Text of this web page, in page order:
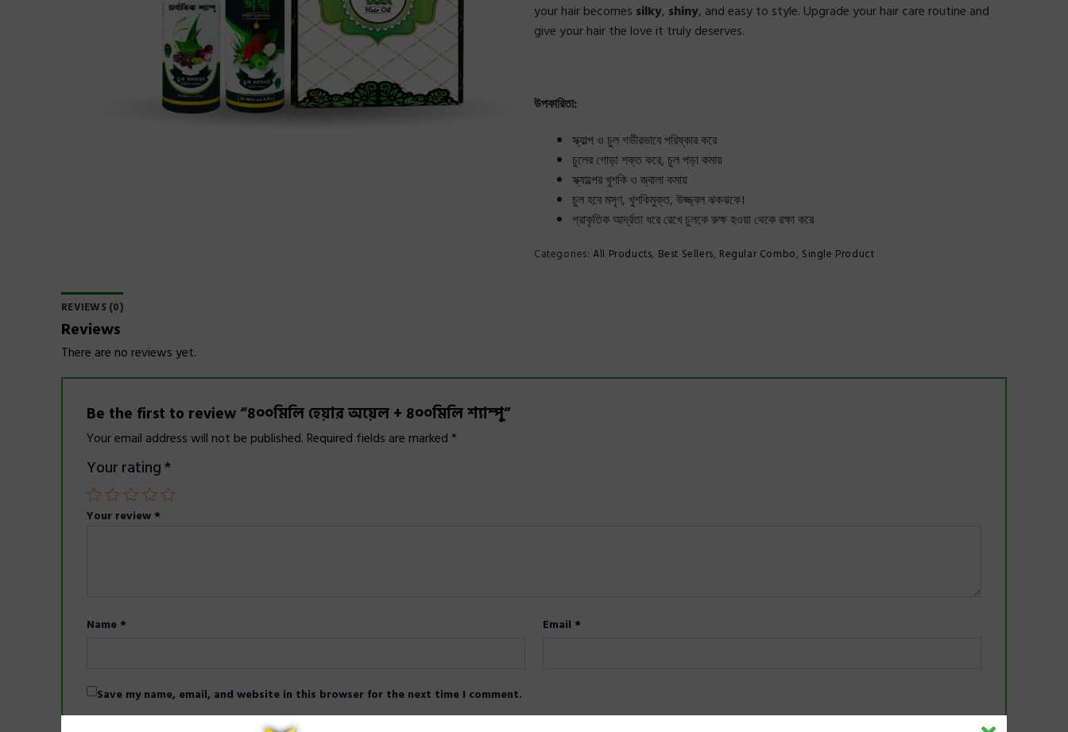
your hair becomes silky, shiny, and easy to style. Upgrade your hair care routine and
give your hair the love it truly deserves.
উপকারিতা:
স্ক্যাল্প ও চুল গভীরভাবে পরিষ্কার করে
চুলের গোড়া শক্ত করে, চুল পড়া কমায়
স্ক্যাল্পের খুশকি ও জ্বালা কমায়
চুল হবে মসৃণ, খুশকিমুক্ত, উজ্জ্বল ঝকঝকে।
প্রাকৃতিক আর্দ্রতা ধরে রেখে চুলকে রুক্ষ হওয়া থেকে রক্ষা করে
Categories: All Products, Best Sellers, Regular Combo, Single Product
REVIEWS (0)
Reviews
There are no reviews yet.
Be the first to review “৪০০মিলি হেয়ার অয়েল + ৪০০মিলি শ্যাম্পু”
Your email address will not be published. Required fields are marked *
Your rating*
Your review *
Name * Email *
Save my name, email, and website in this browser for the next time I comment.